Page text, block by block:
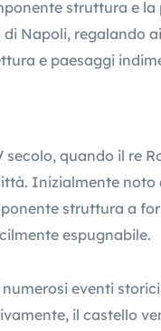
struttura e
Napoli, regalando
e paesaggi
quando il re
Inizialmente noto
struttura a
espugnabile.
eventi
il castello